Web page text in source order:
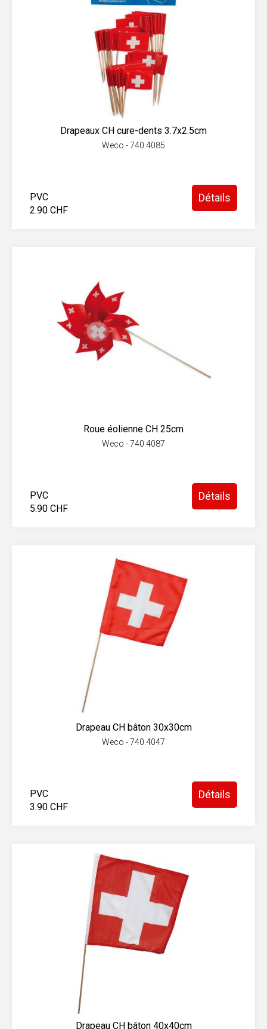
Drapeaux CH cure-dents 3.7x2.5cm
Weco - 740.4085
PVC
2.90 CHF
Détails
Roue éolienne CH 25cm
Weco - 740.4087
PVC
5.90 CHF
Détails
Drapeau CH bâton 30x30cm
Weco - 740.4047
PVC
3.90 CHF
Détails
Drapeau CH bâton 40x40cm